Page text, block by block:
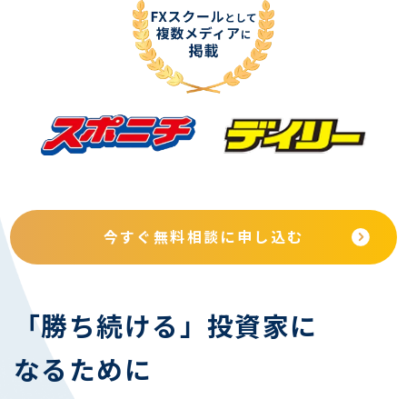
今すぐ無料相談に申し込む
「勝ち続ける」投資家に
なるために